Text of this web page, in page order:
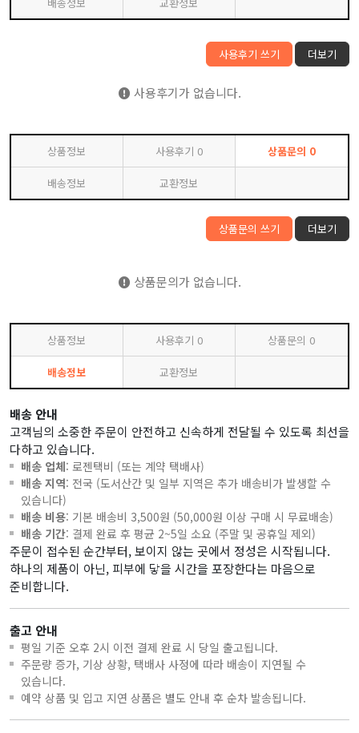
사용후기 쓰기 더보기
사용후기가 없습니다.
상품정보 사용후기 0 상품문의 0
배송정보 교환정보
상품문의 쓰기 더보기
상품문의가 없습니다.
상품정보 사용후기 0 상품문의 0
배송정보 교환정보
배송 안내
고객님의 소중한 주문이 안전하고 신속하게 전달될 수 있도록 최선을
다하고 있습니다.
배송 업체: 로젠택비 (또는 계약 택배사)
배송 지역: 전국 (도서산간 및 일부 지역은 추가 배송비가 발생할 수
있습니다)
배송 비용: 기본 배송비 3,500원 (50,000원 이상 구매 시 무료배송)
배송 기간: 결제 완료 후 평균 2~5일 소요 (주말 및 공휴일 제외)
주문이 접수된 순간부터, 보이지 않는 곳에서 정성은 시작됩니다.
하나의 제품이 아닌, 피부에 닿을 시간을 포장한다는 마음으로
준비합니다.
출고 안내
평일 기준 오후 2시 이전 결제 완료 시 당일 출고됩니다.
주문량 증가, 기상 상황, 택배사 사정에 따라 배송이 지연될 수
있습니다.
예약 상품 및 입고 지연 상품은 별도 안내 후 순차 발송됩니다.